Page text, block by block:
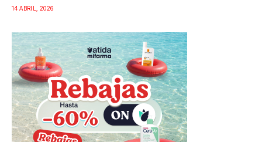
14 ABRIL, 2026